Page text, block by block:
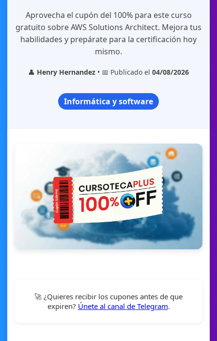
Aprovecha el cupón del 100% para este curso
gratuito sobre AWS Solutions Architect. Mejora tus
habilidades y prepárate para la certificación hoy
mismo.
👤 Henry Hernandez • 📅 Publicado el 04/08/2026
Informática y software
🚀 ¿Quieres recibir los cupones antes de que
expiren? Únete al canal de Telegram.